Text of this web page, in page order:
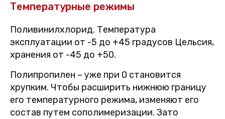
Температурные режимы
Поливинилхлорид. Температура
эксплуатации от -5 до +45 градусов Цельсия,
хранения от -45 до +50.
Полипропилен – уже при 0 становится
хрупким. Чтобы расширить нижнюю границу
его температурного режима, изменяют его
состав путем сополимеризации. Зато